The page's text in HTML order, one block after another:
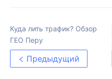
Куда лить трафик? Обзор
ГЕО Перу
Предыдущий